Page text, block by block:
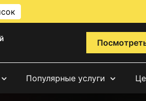
Популярные услуги